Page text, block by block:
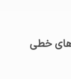
های خطی